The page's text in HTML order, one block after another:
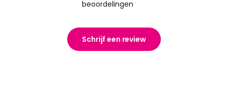
beoordelingen
Schrijf een review